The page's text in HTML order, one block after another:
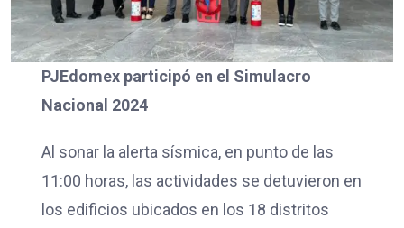
PJEdomex participó en el Simulacro
Nacional 2024
Al sonar la alerta sísmica, en punto de las
11:00 horas, las actividades se detuvieron en
los edificios ubicados en los 18 distritos